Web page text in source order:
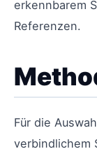
erkennbarem
Referenzen.
Für die
verbindlichem